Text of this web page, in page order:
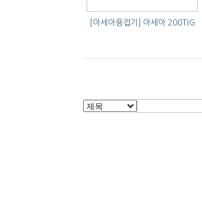
[아세아용접기] 아세아 200TIG